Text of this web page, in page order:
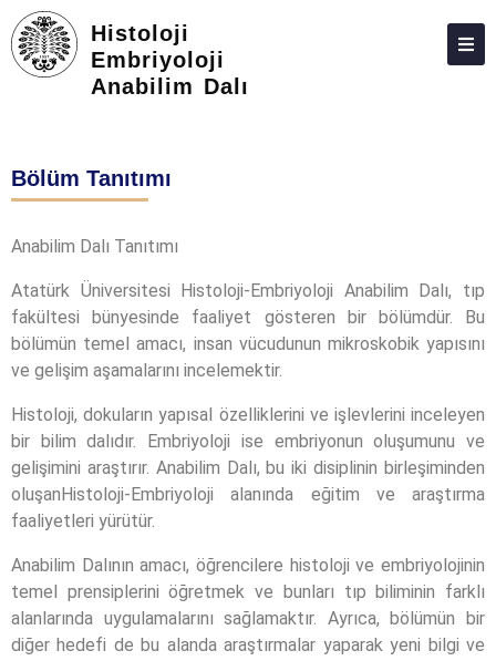
Histoloji
Embriyoloji
Anabilim Dalı
HAKKIMIZDA
LISANSÜSTÜ
ADAY ÖĞRENCILER
İLETIŞIM
Bölüm Tanıtımı
Anabilim Dalı Tanıtımı
Atatürk Üniversitesi Histoloji-Embriyoloji Anabilim Dalı, tıp
fakültesi bünyesinde faaliyet gösteren bir bölümdür. Bu
bölümün temel amacı, insan vücudunun mikroskobik yapısını
ve gelişim aşamalarını incelemektir.
Histoloji, dokuların yapısal özelliklerini ve işlevlerini inceleyen
bir bilim dalıdır. Embriyoloji ise embriyonun oluşumunu ve
gelişimini araştırır. Anabilim Dalı, bu iki disiplinin birleşiminden
oluşanHistoloji-Embriyoloji alanında eğitim ve araştırma
faaliyetleri yürütür.
Anabilim Dalının amacı, öğrencilere histoloji ve embriyolojinin
temel prensiplerini öğretmek ve bunları tıp biliminin farklı
alanlarında uygulamalarını sağlamaktır. Ayrıca, bölümün bir
diğer hedefi de bu alanda araştırmalar yaparak yeni bilgi ve